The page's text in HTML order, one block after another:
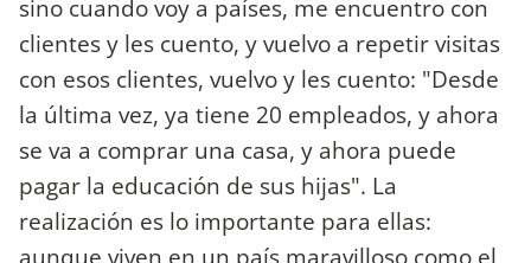
sino cuando voy a países, me encuentro con
clientes y les cuento, y vuelvo a repetir visitas
con esos clientes, vuelvo y les cuento: "Desde
la última vez, ya tiene 20 empleados, y ahora
se va a comprar una casa, y ahora puede
pagar la educación de sus hijas". La
realización es lo importante para ellas:
aunque viven en un país maravilloso como el